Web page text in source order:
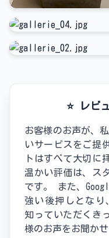
⭐ レビ
お客様のお声が、
いサービスをご提
トはすべて大切に
温かい評価は、ス
です。 また、
強い後押しとなり
知っていただくき
様のお声をお聞かせ